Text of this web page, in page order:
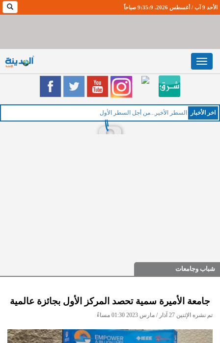
الأحد 9 آب / أغسطس 2026. 9:35:10 صباحاً
Toggle
navigation
اخر اﻷخبار
شباب وجامعات
جامعة الأميرة سمية تحصد المركز الأول بجائزة عالمية
تم نشره الإثنين 27 آذار / مارس 2023 01:30 مساءً